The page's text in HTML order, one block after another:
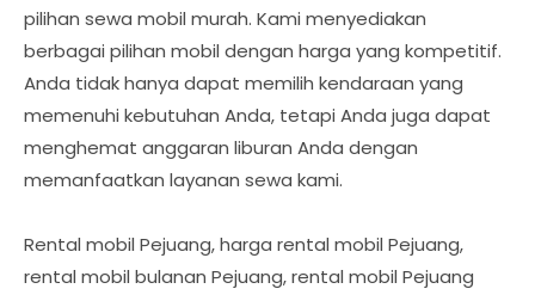
pilihan sewa mobil murah. Kami menyediakan
berbagai pilihan mobil dengan harga yang kompetitif.
Anda tidak hanya dapat memilih kendaraan yang
memenuhi kebutuhan Anda, tetapi Anda juga dapat
menghemat anggaran liburan Anda dengan
memanfaatkan layanan sewa kami.
Rental mobil Pejuang, harga rental mobil Pejuang,
rental mobil bulanan Pejuang, rental mobil Pejuang